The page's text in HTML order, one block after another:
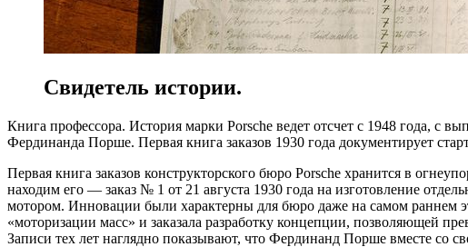
Свидетель истории.
Книга профессора. История марки Porsche ведет отсчет с 1948 года, с
Фердинанда Порше. Первая книга заказов 1930 года документирует
Первая книга заказов конструкторского бюро Porsche хранится в
находим его — заказ № 1 от 21 августа 1930 года на изготовление
мотором. Инновации были характерны для бюро даже на самом раннем
«моторизации масс» и заказала разработку концепции, позволяющей
Записи тех лет наглядно показывают, что Фердинанд Порше вместе со